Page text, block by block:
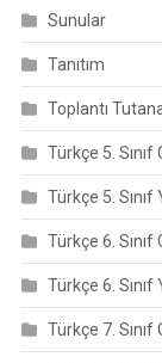
Sunular
Tanıtım
Toplantı
Türkçe 5.
Türkçe 5. Sınıf
Türkçe 6.
Türkçe 6. Sınıf
Türkçe 7.